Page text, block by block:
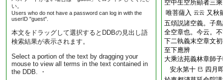
い。
Users who do not have a password can log in with the
userID "guest".
本文をドラッグして選択するとDDBの見出し語
検索結果が表示されます。
Select a portion of the text by dragging your
mouse to view all terms in the text contained in
the DDB. ・
空中生空所顯者三
唯菩薩入 云云 又秋
五頌説諸空義。子
全空章也。今云。
下二執義末空章文
至下應辨
大乘法苑義林章師
安永第十 巳 四月